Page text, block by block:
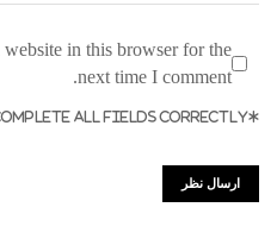
in this browser for the
next time I comment.
*PLEASE COMPLETE ALL FIELDS CORRECTLY